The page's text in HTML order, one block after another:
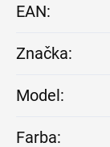
EAN:
Značka:
Model:
Farba: